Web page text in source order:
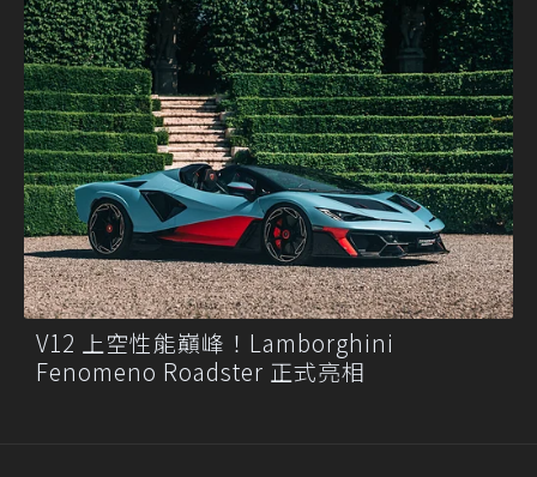
V12 上空性能巔峰！Lamborghini
Fenomeno Roadster 正式亮相